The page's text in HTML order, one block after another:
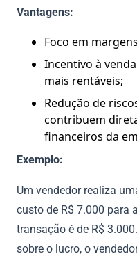
Vantagens:
Foco em
Incentivo à
mais rentáveis;
Redução de
contribuem
financeiros da
Exemplo:
Um vendedor realiza
custo de R$ 7.000 para
transação é de R$
sobre o lucro, o